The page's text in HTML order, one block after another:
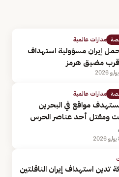
مدارات عالمية
إيران مسؤولية استهداف
قرب مضيق هرمز
مدارات عالمية
مواقع في البحرين
ومقتل أحد عناصر الحرس
تدين استهداف إيران الناقلتين